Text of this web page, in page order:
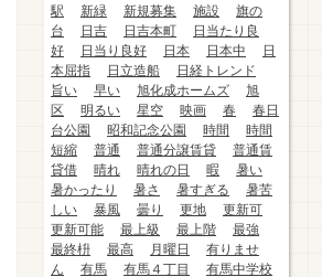
駅
新緑 新規募集 施設
旗の
台
日吉 日吉本町
日当たり良
好
日当り良好 日本 日本中
日
本屈指
日立造船
日経トレンド
旨い
早い 旭化成ホームズ
旭
区
明るい 星空 映画 春
春日
台公園
昭和記念公園 時間
時間
短縮
普通 普通分譲賃貸
普通賃
貸借
晴れ 晴れの日 暇
暑い
暑かったり
暑さ 暑すぎる
暑苦
しい
暴風 曇り 更地
更新可
更新可能
最上級 最上階
最強
最終枡
最高 月曜日
有りませ
ん
有馬 有馬４丁目
有馬中学校